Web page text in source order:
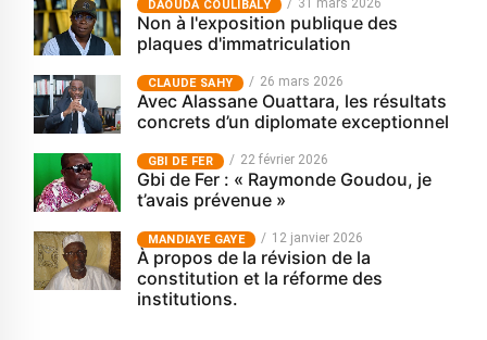
‎DAOUDA COULIBALY 31 mars 2026
Non à l'exposition publique des
plaques d'immatriculation
CLAUDE SAHY 26 mars 2026
Avec Alassane Ouattara, les résultats
concrets d’un diplomate exceptionnel
GBI DE FER 22 février 2026
Gbi de Fer : « Raymonde Goudou, je
t’avais prévenue »
MANDIAYE GAYE 12 janvier 2026
À propos de la révision de la
constitution et la réforme des
institutions.